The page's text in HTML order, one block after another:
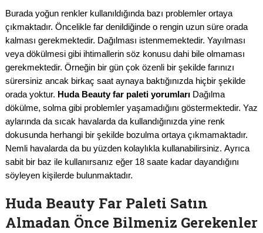
Burada yoğun renkler kullanıldığında bazı problemler ortaya
çıkmaktadır. Öncelikle far denildiğinde o rengin uzun süre orada
kalması gerekmektedir. Dağılması istenmemektedir. Yayılması
veya dökülmesi gibi ihtimallerin söz konusu dahi bile olmaması
gerekmektedir. Örneğin bir gün çok özenli bir şekilde farınızı
sürersiniz ancak birkaç saat aynaya baktığınızda hiçbir şekilde
orada yoktur. Huda Beauty far paleti yorumları Dağılma
dökülme, solma gibi problemler yaşamadığını göstermektedir. Yaz
aylarında da sıcak havalarda da kullandığınızda yine renk
dokusunda herhangi bir şekilde bozulma ortaya çıkmamaktadır.
Nemli havalarda da bu yüzden kolaylıkla kullanabilirsiniz. Ayrıca
sabit bir baz ile kullanırsanız eğer 18 saate kadar dayandığını
söyleyen kişilerde bulunmaktadır.
Huda Beauty Far Paleti Satın
Almadan Önce Bilmeniz Gerekenler